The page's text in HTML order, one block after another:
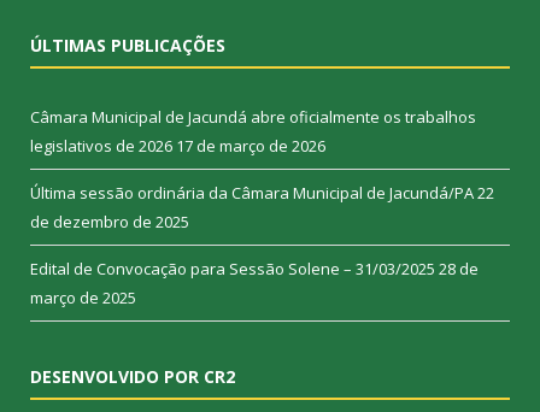
ÚLTIMAS PUBLICAÇÕES
Câmara Municipal de Jacundá abre oficialmente os trabalhos
legislativos de 2026 17 de março de 2026
Última sessão ordinária da Câmara Municipal de Jacundá/PA22
de dezembro de 2025
Edital de Convocação para Sessão Solene – 31/03/2025 28 de
março de 2025
DESENVOLVIDO POR CR2